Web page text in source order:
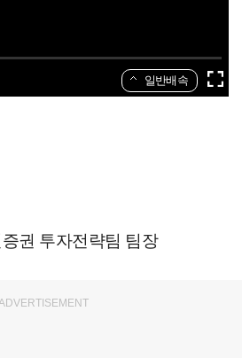
일반배속
권 투자전략팀 팀장